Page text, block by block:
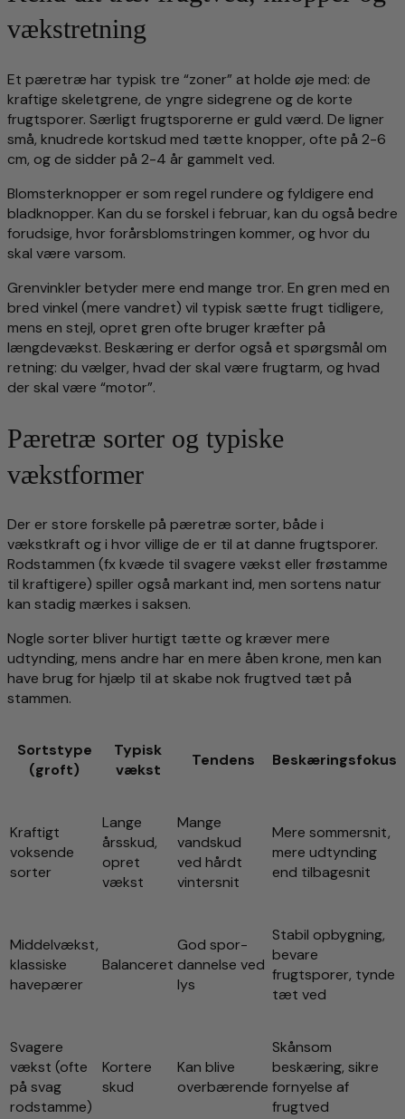
vækstretning
Et pæretræ har typisk tre “zoner” at holde øje med: de
kraftige skeletgrene, de yngre sidegrene og de korte
frugtsporer. Særligt frugtsporerne er guld værd. De ligner
små, knudrede kortskud med tætte knopper, ofte på 2-6
cm, og de sidder på 2-4 år gammelt ved.
Blomsterknopper er som regel rundere og fyldigere end
bladknopper. Kan du se forskel i februar, kan du også bedre
forudsige, hvor forårsblomstringen kommer, og hvor du
skal være varsom.
Grenvinkler betyder mere end mange tror. En gren med en
bred vinkel (mere vandret) vil typisk sætte frugt tidligere,
mens en stejl, opret gren ofte bruger kræfter på
længdevækst. Beskæring er derfor også et spørgsmål om
retning: du vælger, hvad der skal være frugtarm, og hvad
der skal være “motor”.
Pæretræ sorter og typiske
vækstformer
Der er store forskelle på pæretræ sorter, både i
vækstkraft og i hvor villige de er til at danne frugtsporer.
Rodstammen (fx kvæde til svagere vækst eller frøstamme
til kraftigere) spiller også markant ind, men sortens natur
kan stadig mærkes i saksen.
Nogle sorter bliver hurtigt tætte og kræver mere
udtynding, mens andre har en mere åben krone, men kan
have brug for hjælp til at skabe nok frugtved tæt på
stammen.
Sortstype
(groft)
Typisk
vækst
Tendens Beskæringsfokus
Kraftigt
voksende
sorter
Lange
årsskud,
opret
vækst
Mange
vandskud
ved hårdt
vintersnit
Mere sommersnit,
mere udtynding
end tilbagesnit
Middelvækst,
klassiske
havepærer
Balanceret
God spor-
dannelse ved
lys
Stabil opbygning,
bevare
frugtsporer, tynde
tæt ved
Svagere
vækst (ofte
på svag
rodstamme)
Kortere
skud
Kan blive
overbærende
Skånsom
beskæring, sikre
fornyelse af
frugtved